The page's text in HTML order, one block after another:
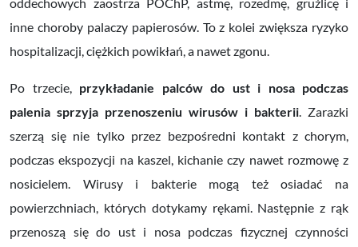
inne choroby palaczy papierosów. To z kolei zwiększa ryzyko
hospitalizacji, ciężkich powikłań, a nawet zgonu.
Po trzecie, przykładanie palców do ust i nosa podczas
palenia sprzyja przenoszeniu wirusów i bakterii. Zarazki
szerzą się nie tylko przez bezpośredni kontakt z chorym,
podczas ekspozycji na kaszel, kichanie czy nawet rozmowę z
nosicielem. Wirusy i bakterie mogą też osiadać na
powierzchniach, których dotykamy rękami. Następnie z rąk
przenoszą się do ust i nosa podczas fizycznej czynności